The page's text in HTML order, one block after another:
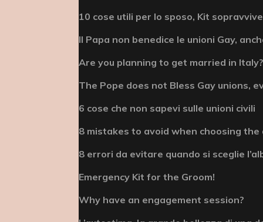
10 cose utili per lo sposo, Kit
Il Papa non benedice le unioni Gay,
Are you planning to get married in
The Pope does not Bless Gay unions,
6 cose che non sapevi sulle unioni civili
8 mistakes to avoid when choosing the
8 errori da evitare quando si sceglie
Emergency Kit for the Groom!
Why have an engagement session?